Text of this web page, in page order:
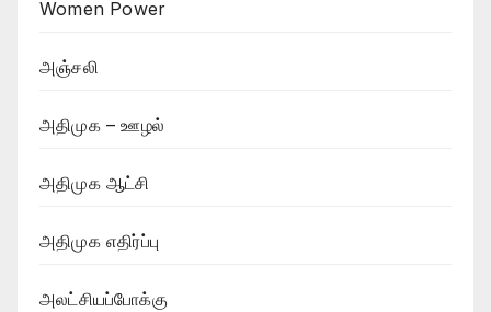
Women Power
அஞ்சலி
அதிமுக – ஊழல்
அதிமுக ஆட்சி
அதிமுக எதிர்ப்பு
அலட்சியப்போக்கு